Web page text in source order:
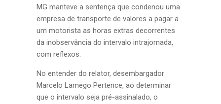
MG manteve a sentença que condenou uma
empresa de transporte de valores a pagar a
um motorista as horas extras decorrentes
da inobservância do intervalo intrajornada,
com reflexos.
No entender do relator, desembargador
Marcelo Lamego Pertence, ao determinar
que o intervalo seja pré-assinalado, o